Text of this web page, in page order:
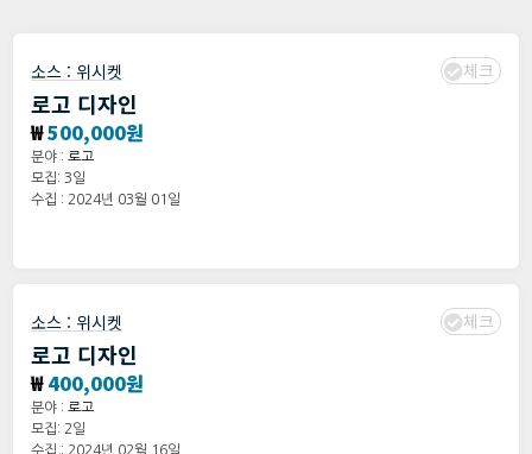
소스 : 위시켓 체크
로고 디자인
₩500,000원
분야 : 로고
모집: 3일
수집 : 2024년 03월 01일
소스 : 위시켓 체크
로고 디자인
₩400,000원
분야 : 로고
모집: 2일
수집 : 2024년 02월 16일